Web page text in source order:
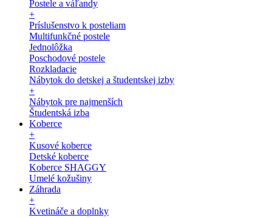
Postele a váľandy
+
Príslušenstvo k posteliam
Multifunkčné postele
Jednolôžka
Poschodové postele
Rozkladacie
Nábytok do detskej a študentskej izby
+
Nábytok pre najmenších
Študentská izba
Koberce
+
Kusové koberce
Detské koberce
Koberce SHAGGY
Umelé kožušiny
Záhrada
+
Kvetináče a doplnky